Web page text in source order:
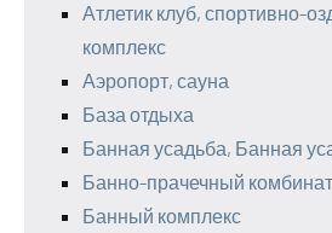
Атлетик клуб, спортивно-
комплекс
Аэропорт, сауна
База отдыха
Банная усадьба, Банная
Банно-прачечный комбинат
Банный комплекс